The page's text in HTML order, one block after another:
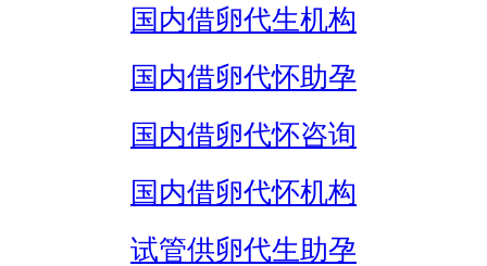
国内借卵代生机构
国内借卵代怀助孕
国内借卵代怀咨询
国内借卵代怀机构
试管供卵代生助孕